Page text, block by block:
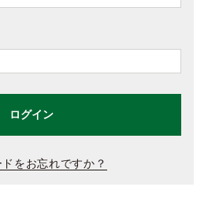
ログイン
をお忘れですか？